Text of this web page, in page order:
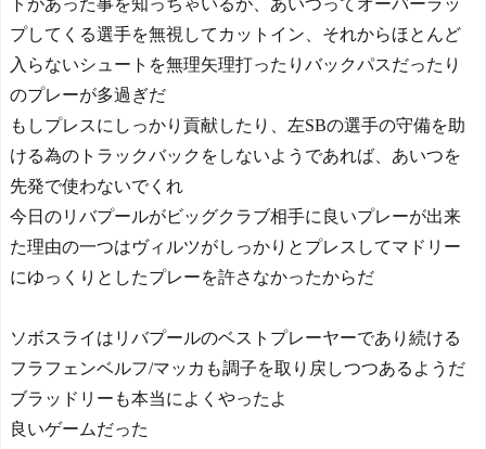
トがあった事を知っちゃいるが、あいつってオーバーラッ
プしてくる選手を無視してカットイン、それからほとんど
入らないシュートを無理矢理打ったりバックパスだったり
のプレーが多過ぎだ
もしプレスにしっかり貢献したり、左SBの選手の守備を助
ける為のトラックバックをしないようであれば、あいつを
先発で使わないでくれ
今日のリバプールがビッグクラブ相手に良いプレーが出来
た理由の一つはヴィルツがしっかりとプレスしてマドリー
にゆっくりとしたプレーを許さなかったからだ
ソボスライはリバプールのベストプレーヤーであり続ける
フラフェンベルフ/マッカも調子を取り戻しつつあるようだ
ブラッドリーも本当によくやったよ
良いゲームだった